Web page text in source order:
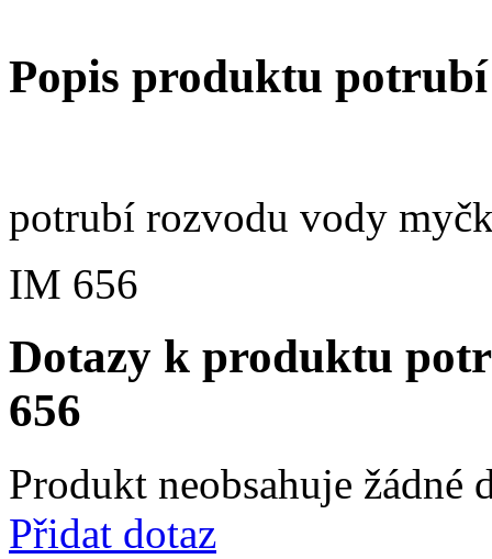
Popis produktu
potrubí rozvodu vody
IM 656
Dotazy k produktu
656
Produkt neobsahuje žádné
Přidat dotaz